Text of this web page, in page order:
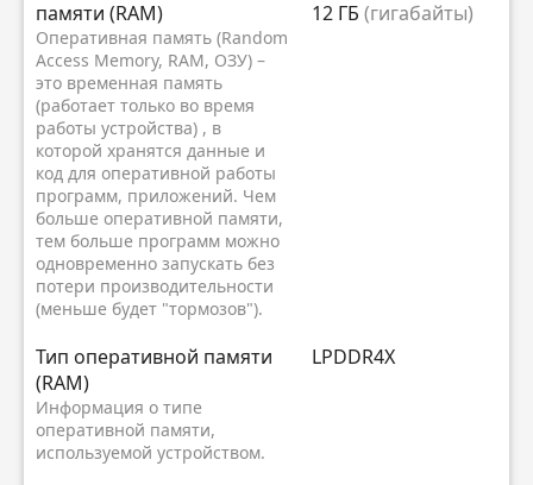
памяти (RAM)
Оперативная память (Random
Access Memory, RAM, ОЗУ) –
это временная память
(работает только во время
работы устройства) , в
которой хранятся данные и
код для оперативной работы
программ, приложений. Чем
больше оперативной памяти,
тем больше программ можно
одновременно запускать без
потери производительности
(меньше будет "тормозов").
12 ГБ (гигабайты)
Тип оперативной памяти
(RAM)
Информация о типе
оперативной памяти,
используемой устройством.
LPDDR4X